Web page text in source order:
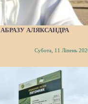
АЛЯКСАНДРА
Субота, 11 Ліпень